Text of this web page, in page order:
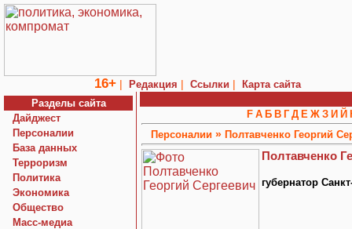
16+ | Редакция | Ссылки |
Карта сайта
Разделы сайта
Дайджест
Персоналии
База данных
Терроризм
Политика
Экономика
Общество
Macc-медиа
F А Б В Г Д Е Ж З И Й
Персоналии » Полтавченко Георгий
Полтавченко
губернатор